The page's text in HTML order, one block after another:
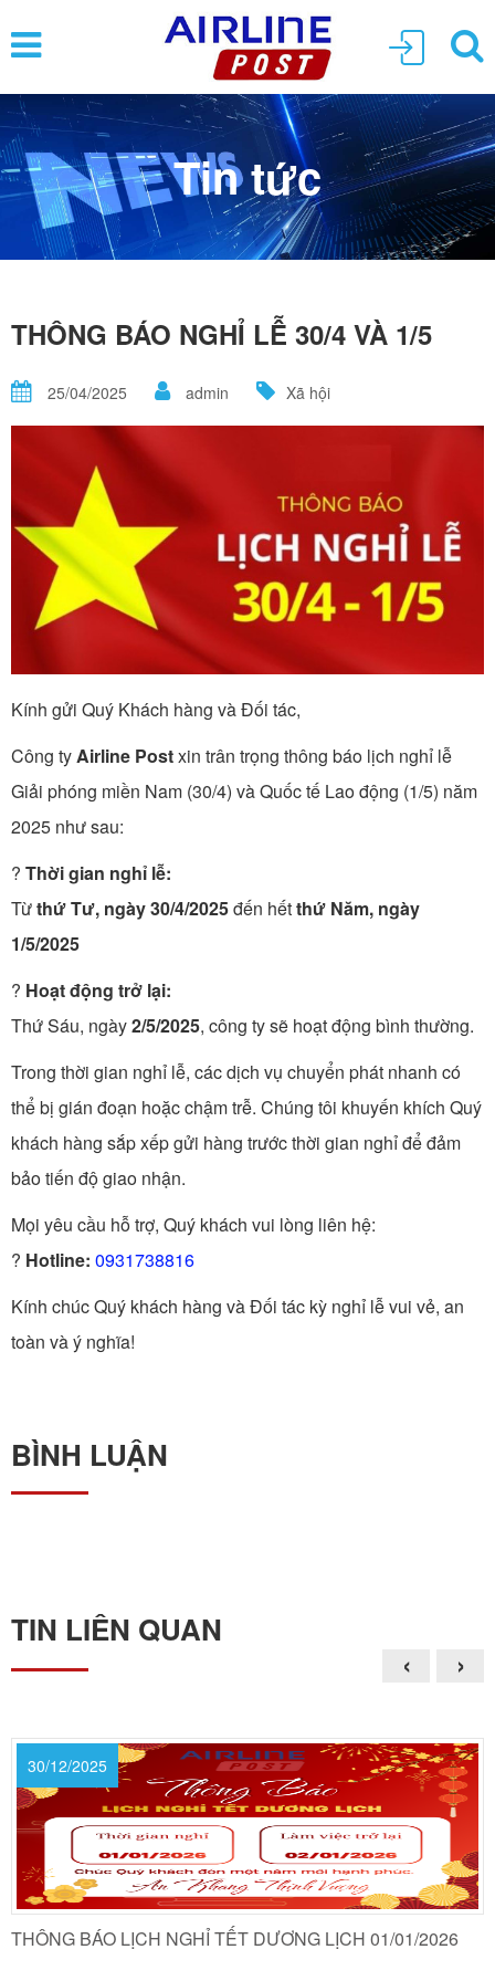
Tin tức
THÔNG BÁO NGHỈ LỄ 30/4 VÀ 1/5
25/04/2025 admin Xã hội
Kính gửi Quý Khách hàng và Đối tác,
Công tyAirline Postxin trân trọng thông báo lịch nghỉ lễ
Giải phóng miền Nam (30/4) và Quốc tế Lao động (1/5) năm
2025 như sau:
? Thời gian nghỉ lễ:
Từthứ Tư, ngày 30/4/2025đến hếtthứ Năm, ngày
1/5/2025
? Hoạt động trở lại:
Thứ Sáu, ngày2/5/2025, công ty sẽ hoạt động bình thường.
Trong thời gian nghỉ lễ, các dịch vụ chuyển phát nhanh có
thể bị gián đoạn hoặc chậm trễ. Chúng tôi khuyến khích Quý
khách hàng sắp xếp gửi hàng trước thời gian nghỉ để đảm
bảo tiến độ giao nhận.
Mọi yêu cầu hỗ trợ, Quý khách vui lòng liên hệ:
? Hotline: 0931738816
Kính chúc Quý khách hàng và Đối tác kỳ nghỉ lễ vui vẻ, an
toàn và ý nghĩa!
BÌNH LUẬN
TIN LIÊN QUAN
30/12/2025
THÔNG BÁO LỊCH NGHỈ TẾT DƯƠNG LỊCH 01/01/2026
‹ ›